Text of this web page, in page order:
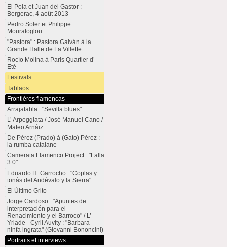
El Pola et Juan del Gastor :
Bergerac, 4 août 2013
Pedro Soler et Philippe
Mouratoglou
"Pastora" : Pastora Galván à la
Grande Halle de La Villette
Rocío Molina à Paris Quartier d’
Eté
Festivals
Tablaos
Frontières flamencas
Arrajatabla : "Sevilla blues"
L’ Arpeggiata / José Manuel Cano /
Mateo Arnáiz
De Pérez (Prado) à (Gato) Pérez :
la rumba catalane
Camerata Flamenco Project : "Falla
3.0"
Eduardo H. Garrocho : "Coplas y
tonás del Andévalo y la Sierra"
El Último Grito
Jorge Cardoso : "Apuntes de
interpretación para el
Renacimiento y el Barroco" / L’
Yriade - Cyril Auvity : "Barbara
ninfa ingrata" (Giovanni Bononcini)
Portraits et interviews